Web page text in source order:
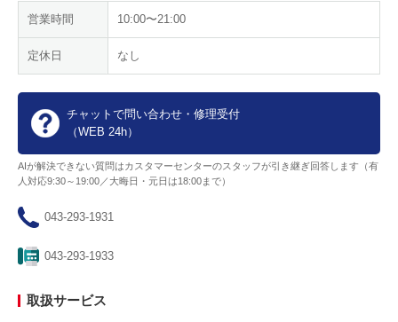
営業時間 10:00〜21:00
定休日 なし
チャットで問い合わせ・修理受付
（WEB 24h）
AIが解決できない質問はカスタマーセンターのスタッフが引き継ぎ回答します（有
人対応9:30～19:00／大晦日・元日は18:00まで）
043-293-1931
043-293-1933
取扱サービス